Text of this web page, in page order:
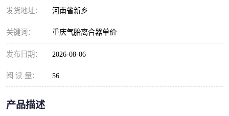
发货地址： 河南省新乡
关键词： 重庆气胎离合器单价
发布日期： 2026-08-06
阅 读 量： 56
产品描述